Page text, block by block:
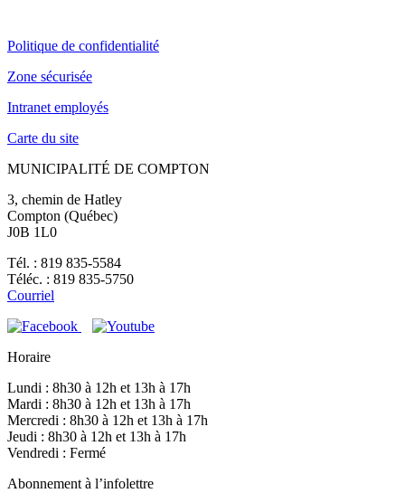
Politique de confidentialité
Zone sécurisée
Intranet employés
Carte du site
MUNICIPALITÉ DE COMPTON
3, chemin de Hatley
Compton (Québec)
J0B 1L0
Tél. : 819 835-5584
Téléc. : 819 835-5750
Courriel
Horaire
Lundi : 8h30 à 12h et 13h à 17h
Mardi : 8h30 à 12h et 13h à 17h
Mercredi : 8h30 à 12h et 13h à 17h
Jeudi : 8h30 à 12h et 13h à 17h
Vendredi : Fermé
Abonnement à l’infolettre